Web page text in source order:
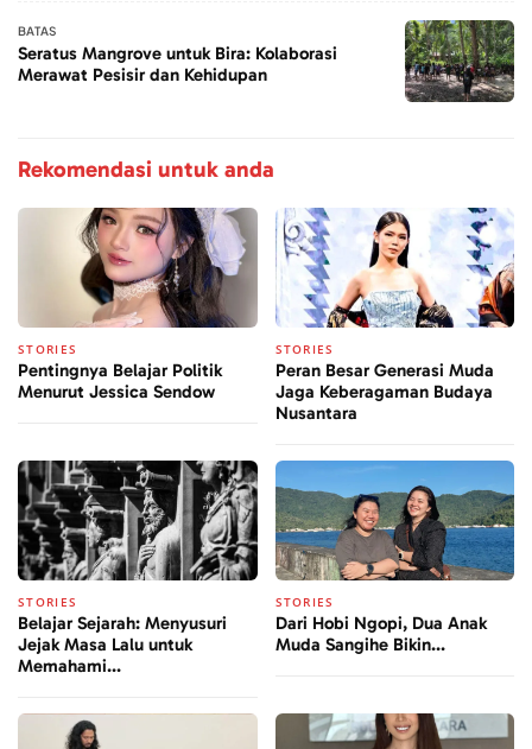
BATAS
Seratus Mangrove untuk Bira: Kolaborasi
Merawat Pesisir dan Kehidupan
Rekomendasi untuk anda
STORIES
Pentingnya Belajar Politik
Menurut Jessica Sendow
STORIES
Peran Besar Generasi Muda
Jaga Keberagaman Budaya
Nusantara
STORIES
Belajar Sejarah: Menyusuri
Jejak Masa Lalu untuk
Memahami...
STORIES
Dari Hobi Ngopi, Dua Anak
Muda Sangihe Bikin...